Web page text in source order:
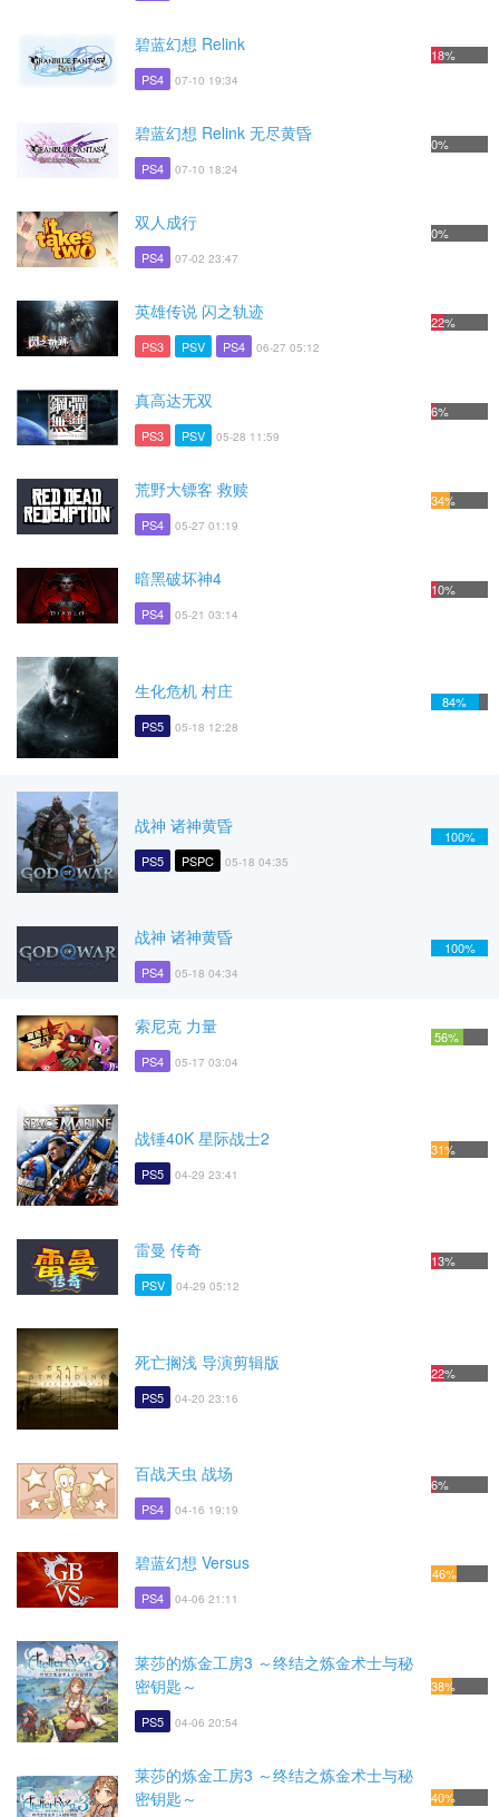
碧蓝幻想 Relink
PS4 07-10 19:34
18%
碧蓝幻想 Relink 无尽黄昏
PS4 07-10 18:24
0%
双人成行
PS4 07-02 23:47
0%
英雄传说 闪之轨迹
PS3 PSV PS4 06-27 05:12
22%
真高达无双
PS3 PSV 05-28 11:59
6%
荒野大镖客 救赎
PS4 05-27 01:19
34%
暗黑破坏神4
PS4 05-21 03:14
10%
生化危机 村庄
PS5 05-18 12:28
84%
战神 诸神黄昏
PS5 PSPC 05-18 04:35
100%
战神 诸神黄昏
PS4 05-18 04:34
100%
索尼克 力量
PS4 05-17 03:04
56%
战锤40K 星际战士2
PS5 04-29 23:41
31%
雷曼 传奇
PSV 04-29 05:12
13%
死亡搁浅 导演剪辑版
PS5 04-20 23:16
22%
百战天虫 战场
PS4 04-16 19:19
6%
碧蓝幻想 Versus
PS4 04-06 21:11
46%
莱莎的炼金工房3 ～终结之炼金术士与秘
密钥匙～
PS5 04-06 20:54
38%
莱莎的炼金工房3 ～终结之炼金术士与秘
密钥匙～
40%